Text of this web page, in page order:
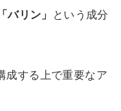
「バリン」 という成分
成する上で重要なア